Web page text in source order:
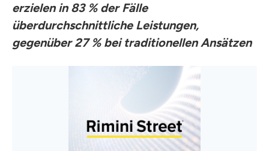
erzielen in 83 % der Fälle
überdurchschnittliche Leistungen,
gegenüber 27 % bei traditionellen Ansätzen